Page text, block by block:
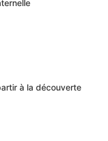
à la découverte